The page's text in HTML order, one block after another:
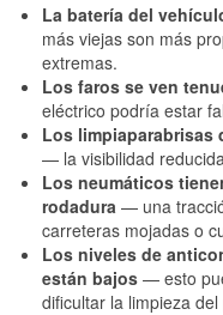
La batería del
más viejas son más
extremas.
Los faros se ven
eléctrico podría estar
Los limpiaparabrisas
— la visibilidad
Los neumáticos
rodadura — una
carreteras mojadas o
Los niveles de
están bajos — esto
dificultar la limpieza